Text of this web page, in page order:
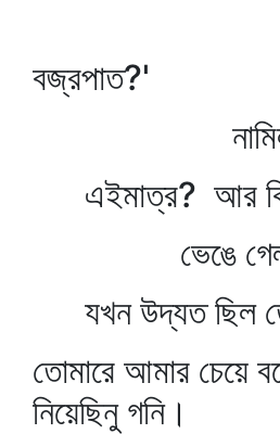
বজ্রপাত?'
নামিল
এইমাত্র? আর
ভেঙে গেল
যখন উদ্যত ছিল
তোমারে আমার চেয়ে
নিয়েছিনু গনি।